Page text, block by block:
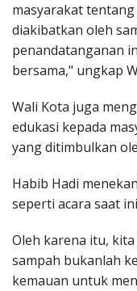
masyarakat
diakibatkan oleh
penandatanganan
bersama," ungkap
Wali Kota juga
edukasi kepada
yang ditimbulkan
Habib Hadi
seperti acara saat
Oleh karena itu,
sampah bukanlah
kemauan untuk